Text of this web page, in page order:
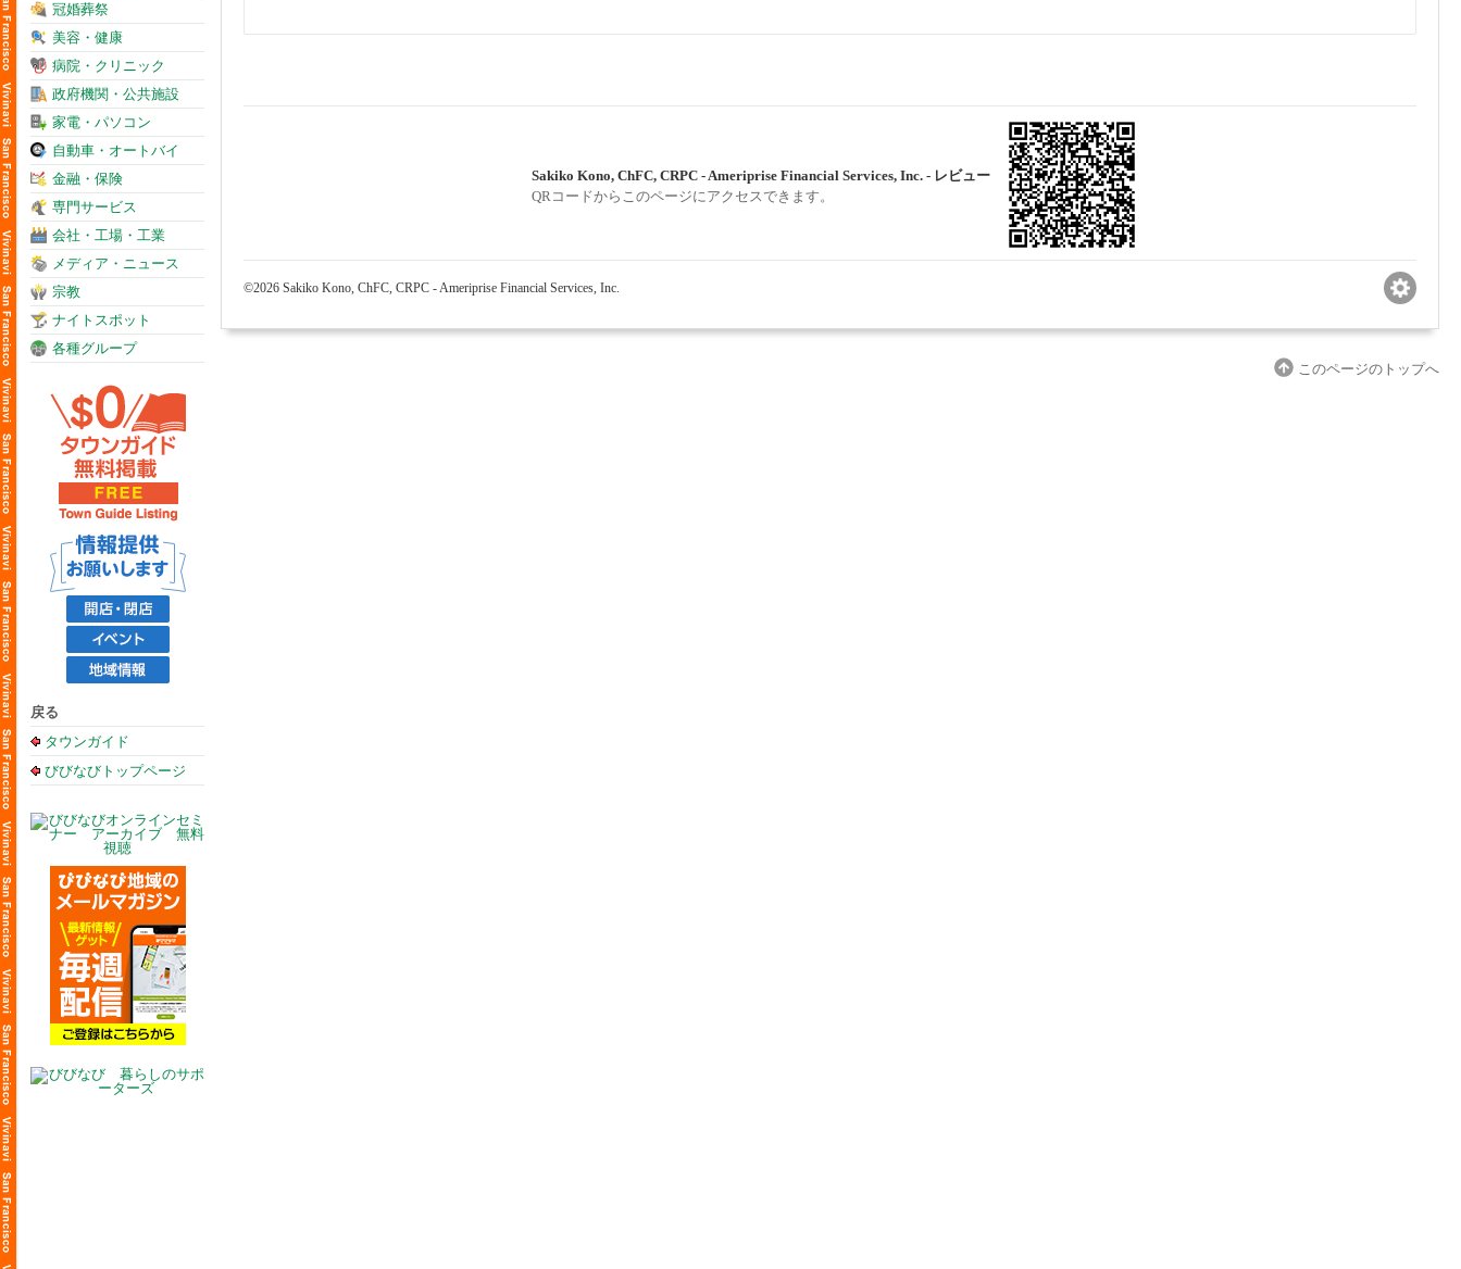
冠婚葬祭
美容・健康
病院・クリニック
政府機関・公共施設
家電・パソコン
自動車・オートバイ
金融・保険
専門サービス
会社・工場・工業
メディア・ニュース
宗教
ナイトスポット
各種グループ
戻る
タウンガイド
びびなびトップページ
Sakiko Kono, ChFC, CRPC - Ameriprise Financial Services, Inc. - レビュー
QRコードからこのページにアクセスできます。
©2026 Sakiko Kono, ChFC, CRPC - Ameriprise Financial Services, Inc.
このページのトップへ